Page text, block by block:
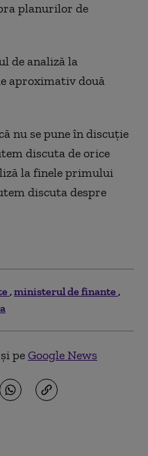
planurilor de
de analiză la
aproximativ două
nu se pune în discuție
discuta de orice
la finele primului
discuta despre
ministerul de finante
peGoogle News